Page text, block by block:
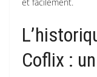
Coflix :